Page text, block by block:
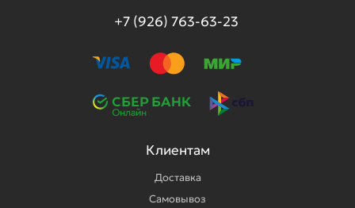
+7 (926) 763-63-23
Клиентам
Доставка
Самовывоз